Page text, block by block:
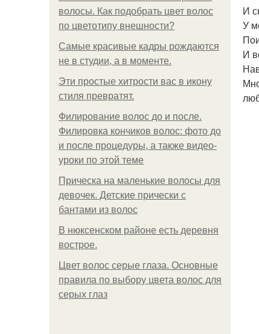
волосы. Как подобрать цвет волос
по цветотипу внешности?
Самые красивые кадры рождаются
не в студии, а в моменте.
Эти простые хитрости вас в икону
стиля превратят.
Филирование волос до и после.
Филировка кончиков волос: фото до
и после процедуры, а также видео-
уроки по этой теме
Прическа на маленькие волосы для
девочек. Детские прически с
бантами из волос
В нюксенском районе есть деревня
вострое.
Цвет волос серые глаза. Основные
правила по выбору цвета волос для
серых глаз
И
У
И